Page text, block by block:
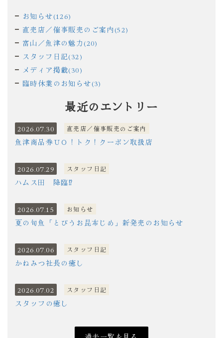
お知らせ(126)
直売店／催事販売のご案内(52)
富山／魚津の魅力(20)
スタッフ日記(32)
メディア掲載(30)
臨時休業のお知らせ(3)
最近のエントリー
2026.07.30 直売店／催事販売のご案内
魚津商品券ＵＯ！トク！クーポン取扱店
2026.07.29 スタッフ日記
ハムス田 降臨⁉
2026.07.15 お知らせ
夏の旬魚「とびうお昆布じめ」新発売のお知らせ
2026.07.06 スタッフ日記
かねみつ社長の癒し
2026.07.02 スタッフ日記
スタッフの癒し